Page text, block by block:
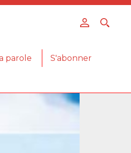
parole
S'abonner